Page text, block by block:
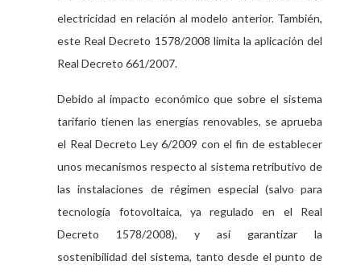
electricidad en relación al modelo anterior. También,
este Real Decreto 1578/2008 limita la aplicación del
Real Decreto 661/2007.
Debido al impacto económico que sobre el sistema
tarifario tienen las energías renovables, se aprueba
el Real Decreto Ley 6/2009 con el fin de establecer
unos mecanismos respecto al sistema retributivo de
las instalaciones de régimen especial (salvo para
tecnología fotovoltaica, ya regulado en el Real
Decreto 1578/2008), y así garantizar la
sostenibilidad del sistema, tanto desde el punto de